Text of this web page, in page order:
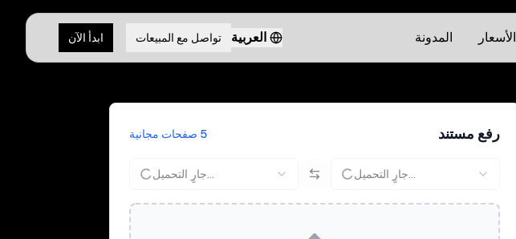
الأسعار المدونة العربية تواصل مع المبيعات ابدأ الآن
رفع مستند 5 صفحات مجانية
جارٍ التحميل... جارٍ التحميل...